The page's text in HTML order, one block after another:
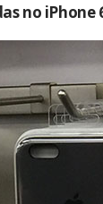
no iPhone